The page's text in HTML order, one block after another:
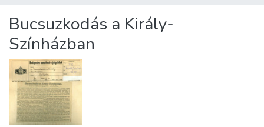
About us
Bucsuzkodás a Király-
Színházban